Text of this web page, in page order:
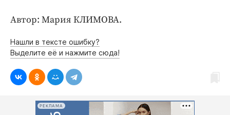
Автор: Мария КЛИМОВА.
Нашли в тексте ошибку?
Выделите её и нажмите сюда!
РЕКЛАМА